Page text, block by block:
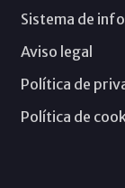
Sistema de
Aviso legal
Política de
Política de